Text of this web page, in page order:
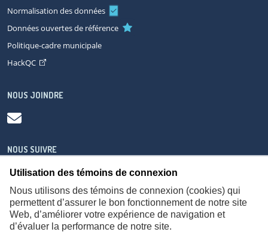
Utilisation des témoins de connexion
Nous utilisons des témoins de connexion (cookies) qui
permettent d’assurer le bon fonctionnement de notre site
Web, d’améliorer votre expérience de navigation et
d’évaluer la performance de notre site.
Normalisation des données
Données ouvertes de référence
Politique-cadre municipale
HackQC
NOUS JOINDRE
NOUS SUIVRE
À propos Accessibilité Plan du site Consignes de sécurité